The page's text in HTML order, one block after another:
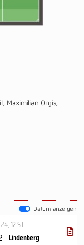
, Maximilian Orgis,
Datum anzeigen
, 12.ST
Lindenberg